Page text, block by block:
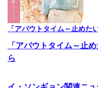
「アバウトタイム～止めた
「アバウトタイム～止
ら